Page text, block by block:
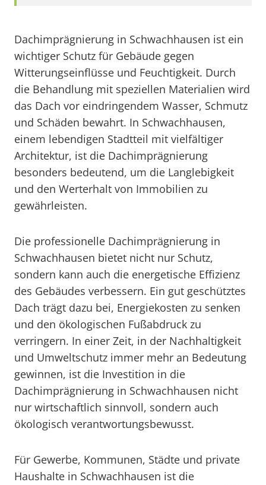
Dachimprägnierung in Schwachhausen ist ein
wichtiger Schutz für Gebäude gegen
Witterungseinflüsse und Feuchtigkeit. Durch
die Behandlung mit speziellen Materialien wird
das Dach vor eindringendem Wasser, Schmutz
und Schäden bewahrt. In Schwachhausen,
einem lebendigen Stadtteil mit vielfältiger
Architektur, ist die Dachimprägnierung
besonders bedeutend, um die Langlebigkeit
und den Werterhalt von Immobilien zu
gewährleisten.
Die professionelle Dachimprägnierung in
Schwachhausen bietet nicht nur Schutz,
sondern kann auch die energetische Effizienz
des Gebäudes verbessern. Ein gut geschütztes
Dach trägt dazu bei, Energiekosten zu senken
und den ökologischen Fußabdruck zu
verringern. In einer Zeit, in der Nachhaltigkeit
und Umweltschutz immer mehr an Bedeutung
gewinnen, ist die Investition in die
Dachimprägnierung in Schwachhausen nicht
nur wirtschaftlich sinnvoll, sondern auch
ökologisch verantwortungsbewusst.
Für Gewerbe, Kommunen, Städte und private
Haushalte in Schwachhausen ist die